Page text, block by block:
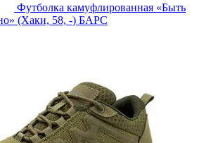
Футболка камуфлированная «Быть
(Хаки, 58, -) БАРС